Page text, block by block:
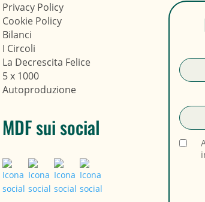
Privacy Policy
Cookie Policy
Bilanci
I Circoli
La Decrescita Felice
5 x 1000
Autoproduzione
MDF sui social